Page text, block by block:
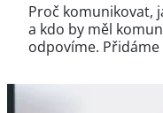
Proč komunikovat,
a kdo by měl
odpovíme.